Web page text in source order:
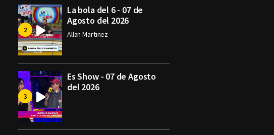
La bola del 6 - 07 de
Agosto del 2026
Allan Martinez
Es Show - 07 de Agosto
del 2026